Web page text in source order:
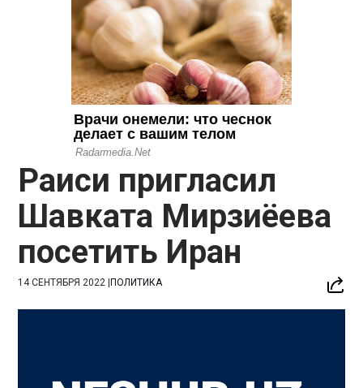
Раиси пригласил
Шавката Мирзиёева
посетить Иран
14 СЕНТЯБРЯ 2022 |ПОЛИТИКА